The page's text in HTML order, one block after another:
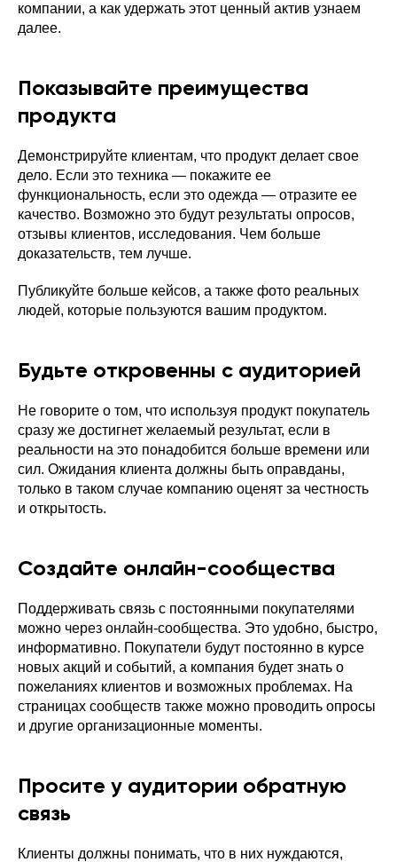
компании, а как удержать этот ценный актив узнаем
далее.
Показывайте преимущества
продукта
Демонстрируйте клиентам, что продукт делает свое
дело. Если это техника — покажите ее
функциональность, если это одежда — отразите ее
качество. Возможно это будут результаты опросов,
отзывы клиентов, исследования. Чем больше
доказательств, тем лучше.
Публикуйте больше кейсов, а также фото реальных
людей, которые пользуются вашим продуктом.
Будьте откровенны с аудиторией
Не говорите о том, что используя продукт покупатель
сразу же достигнет желаемый результат, если в
реальности на это понадобится больше времени или
сил. Ожидания клиента должны быть оправданы,
только в таком случае компанию оценят за честность
и открытость.
Создайте онлайн-сообщества
Поддерживать связь с постоянными покупателями
можно через онлайн-сообщества. Это удобно, быстро,
информативно. Покупатели будут постоянно в курсе
новых акций и событий, а компания будет знать о
пожеланиях клиентов и возможных проблемах. На
страницах сообществ также можно проводить опросы
и другие организационные моменты.
Просите у аудитории обратную
связь
Клиенты должны понимать, что в них нуждаются,